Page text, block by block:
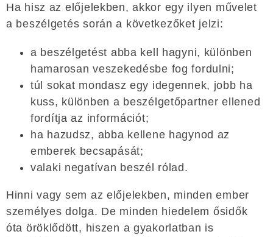
Ha hisz az előjelekben, akkor egy ilyen művelet
a beszélgetés során a következőket jelzi:
a beszélgetést abba kell hagyni, különben
hamarosan veszekedésbe fog fordulni;
túl sokat mondasz egy idegennek, jobb ha
kuss, különben a beszélgetőpartner ellened
fordítja az információt;
ha hazudsz, abba kellene hagynod az
emberek becsapását;
valaki negatívan beszél rólad.
Hinni vagy sem az előjelekben, minden ember
személyes dolga. De minden hiedelem ősidők
óta öröklődött, hiszen a gyakorlatban is